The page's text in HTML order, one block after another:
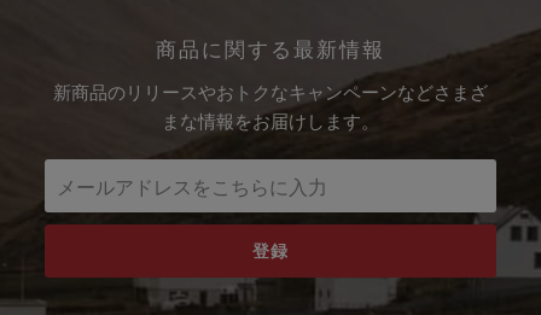
商品に関する最新情報
新商品のリリースやおトクなキャンペーンなどさまざ
まな情報をお届けします。